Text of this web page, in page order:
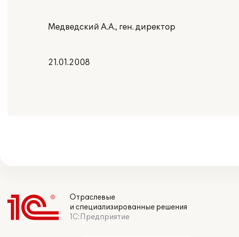
Медведский А.А., ген. директор
21.01.2008
Отраслевые
и специализированные решения
1С:Предприятие